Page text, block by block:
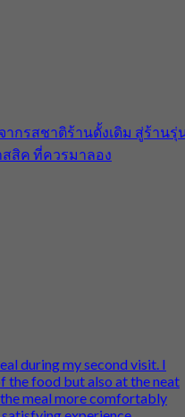
ากรสชาติร้านดั้งเดิม สู่ร้านรุ่
สิค ที่ควรมาลอง
during my second visit. I
the food but also at the neat
meal more comfortably